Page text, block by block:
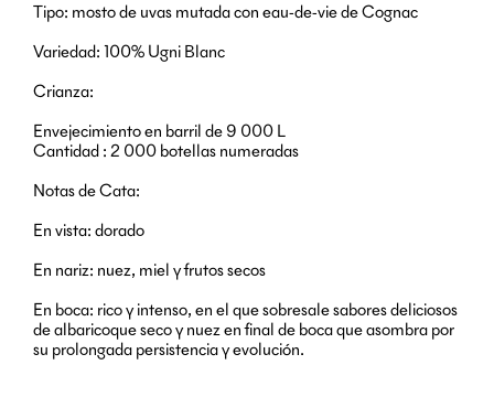
Tipo: mosto de uvas mutada con eau-de-vie de Cognac
Variedad: 100% Ugni Blanc
Crianza:
Envejecimiento en barril de 9 000 L
Cantidad : 2 000 botellas numeradas
Notas de Cata:
En vista: dorado
En nariz: nuez, miel y frutos secos
En boca: rico y intenso, en el que sobresale sabores deliciosos
de albaricoque seco y nuez en final de boca que asombra por
su prolongada persistencia y evolución.